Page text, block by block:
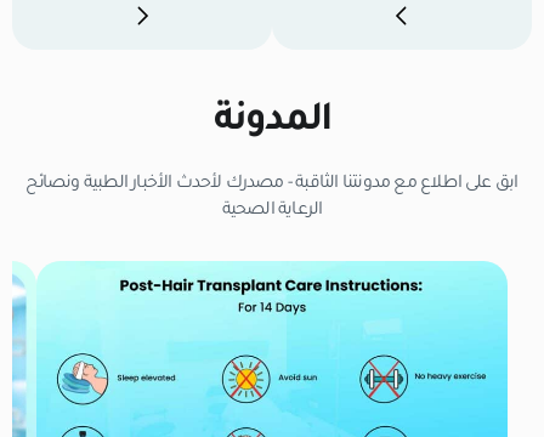
المدونة
ابق على اطلاع مع مدونتنا الثاقبة - مصدرك لأحدث الأخبار الطبية ونصائح
الرعاية الصحية